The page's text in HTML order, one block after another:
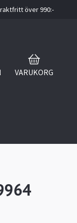
över 990:-
VARUKORG